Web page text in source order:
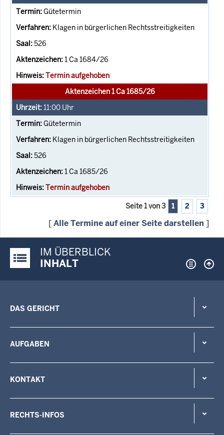
Gütetermin
Klagen in bürgerlichen Rechtsstreitigkeiten
526
1 Ca 1684/26
Termin aufgehoben
Aktenzeichen 1 Ca 1685/26
11:00 Uhr
Gütetermin
Klagen in bürgerlichen Rechtsstreitigkeiten
526
1 Ca 1685/26
Termin aufgehoben
Seite 1 von 3 1 2 3
[Alle Termine auf einer Seite darstellen ]
Justiz-Portal im Überblick:
IM ÜBERBLICK
INHALT
DAS GERICHT
AUFGABEN
KONTAKT
RECHTS-INFOS